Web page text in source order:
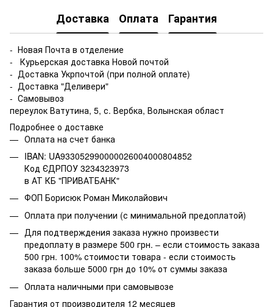
Доставка Оплата Гарантия
- Новая Почта в отделение
- Курьерская доставка Новой почтой
- Доставка Укрпочтой (при полной оплате)
- Доставка "Деливери"
- Самовывоз
переулок Ватутина, 5, с. Вербка, Волынская област
Подробнее о доставке
Оплата на счет банка
IBAN: UA933052990000026004000804852
Код ЄДРПОУ 3234323973
в АТ КБ "ПРИВАТБАНК"
ФОП Борисюк Роман Миколайович
Оплата при получении (с минимальной предоплатой)
Для подтверждения заказа нужно произвести
предоплату в размере 500 грн. – если стоимость заказа
500 грн. 100% стоимости товара - если стоимость
заказа больше 5000 грн до 10% от суммы заказа
Оплата наличными при самовывозе
Гарантия от производителя 12 месяцев